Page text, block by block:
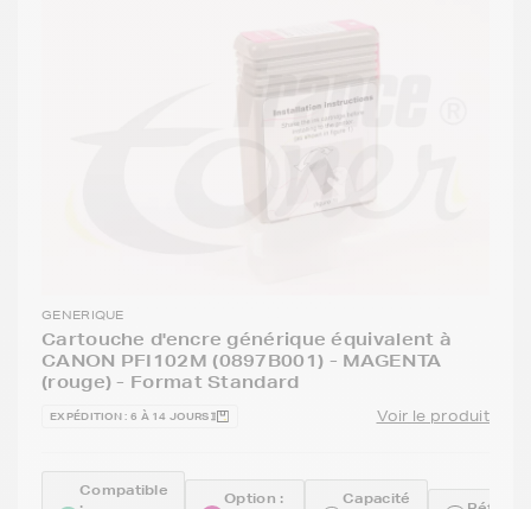
GENERIQUE
Cartouche d'encre générique équivalent à
CANON PFI102M (0897B001) - MAGENTA
(rouge) - Format Standard
EXPÉDITION : 6 À 14 JOURS Voir le produit
Compatible
Option :
Capacité